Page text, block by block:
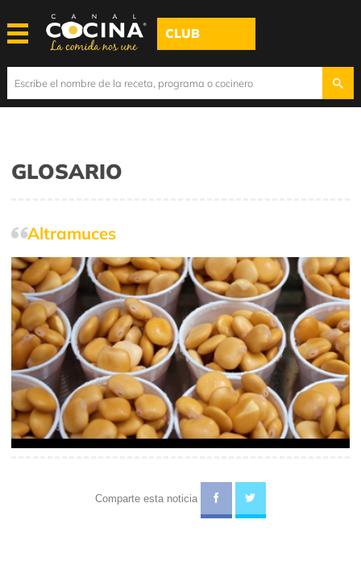
CLUB
GLOSARIO
Altramuces
Comparte esta noticia